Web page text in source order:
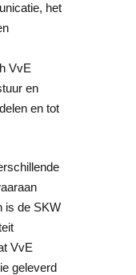
het
VvE
en
en tot
is de SKW
VvE
geleverd